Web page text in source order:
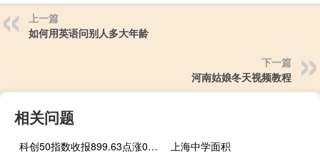
上一篇
如何用英语问别人多大年龄
下一篇
河南姑娘冬天视频教程
相关问题
科创50指数收报899.63点涨0.92%
上海中学面积